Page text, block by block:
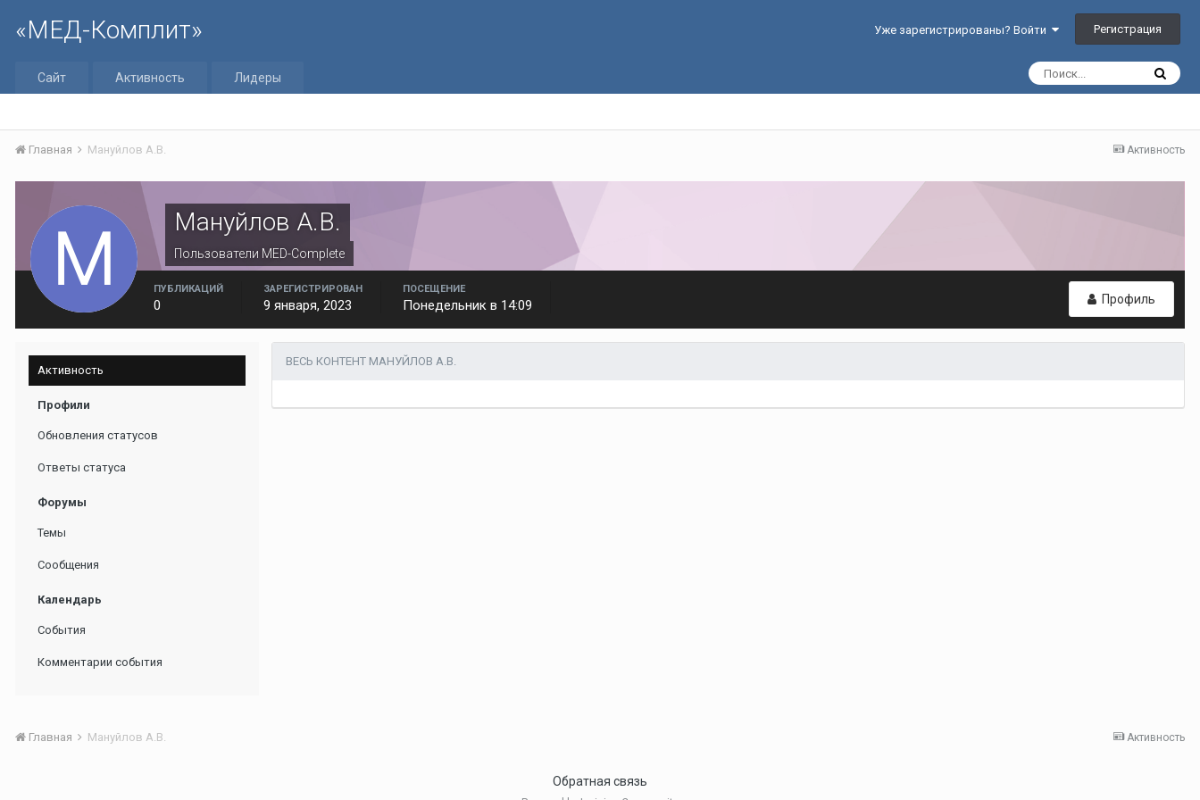
«МЕД-Комплит» Уже зарегистрированы? Войти Регистрация
Сайт Активность Лидеры
Активность
Главная Мануйлов А.В.
Мануйлов А.В.
Пользователи MED-Complete
Профиль
ПУБЛИКАЦИЙ
0
ЗАРЕГИСТРИРОВАН
9 января, 2023
ПОСЕЩЕНИЕ
Понедельник в 14:09
Активность
Профили
Обновления статусов
Ответы статуса
Форумы
Темы
Сообщения
Календарь
События
Комментарии события
ВЕСЬ КОНТЕНТ МАНУЙЛОВ А.В.
Активность
Главная Мануйлов А.В.
Обратная связь